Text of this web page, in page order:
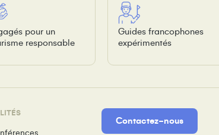
pour un
responsable
Guides francophones
expérimentés
Contactez-nous